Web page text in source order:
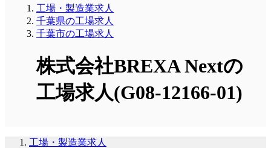
工場・製造業求人
千葉県の工場求人
千葉市の工場求人
株式会社BREXA Nextの
工場求人(G08-12166-01)
工場・製造業求人